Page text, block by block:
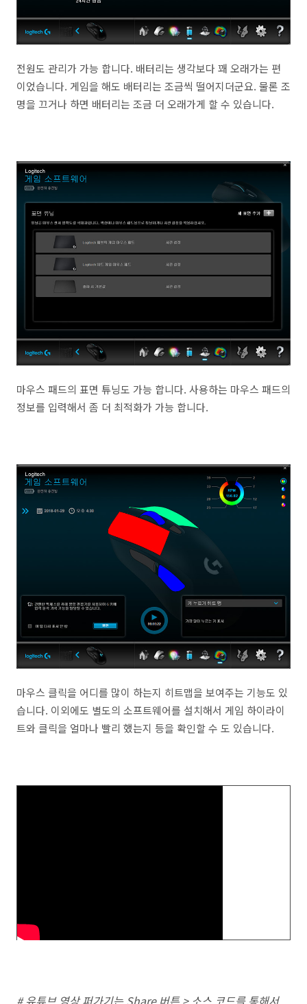
전원도 관리가 가능 합니다. 배터리는 생각보다 꽤 오래가는 편
이었습니다. 게임을 해도 배터리는 조금씩 떨어지더군요. 물론 조
명을 끄거나 하면 배터리는 조금 더 오래가게 할 수 있습니다.
마우스 패드의 표면 튜닝도 가능 합니다. 사용하는 마우스 패드의
정보를 입력해서 좀 더 최적화가 가능 합니다.
마우스 클릭을 어디를 많이 하는지 히트맵을 보여주는 기능도 있
습니다. 이외에도 별도의 소프트웨어를 설치해서 게임 하이라이
트와 클릭을 얼마나 빨리 했는지 등을 확인할 수 도 있습니다.
# 유튜브 영상 퍼가기는 Share 버튼 > 소스 코드를 통해서